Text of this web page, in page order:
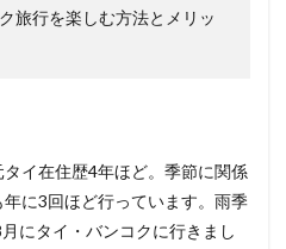
旅行を楽しむ方法とメリッ
イ在住歴4年ほど。季節に関係
に3回ほど行っています。雨季
にタイ・バンコクに行きまし